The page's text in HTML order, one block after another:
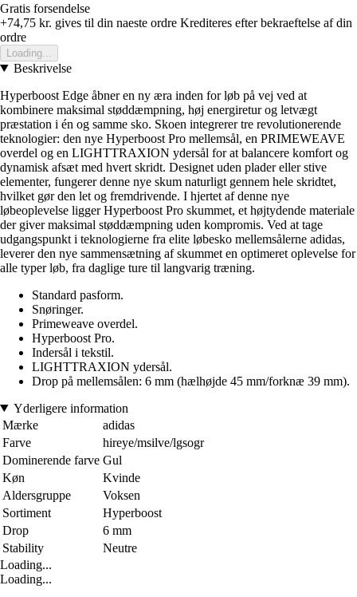
Gratis forsendelse
+74,75 kr. gives til din naeste ordre Krediteres efter bekraeftelse af din
ordre
Loading...
Beskrivelse
Hyperboost Edge åbner en ny æra inden for løb på vej ved at
kombinere maksimal støddæmpning, høj energiretur og letvægt
præstation i én og samme sko. Skoen integrerer tre revolutionerende
teknologier: den nye Hyperboost Pro mellemsål, en PRIMEWEAVE
overdel og en LIGHTTRAXION ydersål for at balancere komfort og
dynamisk afsæt med hvert skridt. Designet uden plader eller stive
elementer, fungerer denne nye skum naturligt gennem hele skridtet,
hvilket gør den let og fremdrivende. I hjertet af denne nye
løbeoplevelse ligger Hyperboost Pro skummet, et højtydende materiale
der giver maksimal støddæmpning uden kompromis. Ved at tage
udgangspunkt i teknologierne fra elite løbesko mellemsålerne adidas,
leverer den nye sammensætning af skummet en optimeret oplevelse for
alle typer løb, fra daglige ture til langvarig træning.
Standard pasform.
Snøringer.
Primeweave overdel.
Hyperboost Pro.
Indersål i tekstil.
LIGHTTRAXION ydersål.
Drop på mellemsålen: 6 mm (hælhøjde 45 mm/forknæ 39 mm).
Yderligere information
Mærke
adidas
Farve
hireye/msilve/lgsogr
Dominerende farve Gul
Køn
Kvinde
Aldersgruppe
Voksen
Sortiment
Hyperboost
Drop
6 mm
Stability
Neutre
Loading...
Loading...